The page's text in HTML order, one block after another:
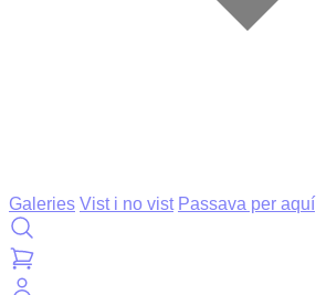
Galeries Vist i no vist Passava per aquí